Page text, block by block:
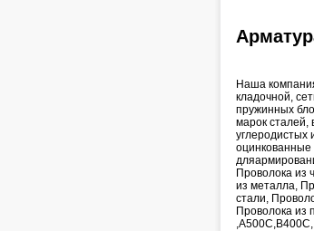
Наша
кладочной,
пружинных
марок сталей,
углеродистых
оцинкованные
Проволока из
из металла,
стали,
Проволока из